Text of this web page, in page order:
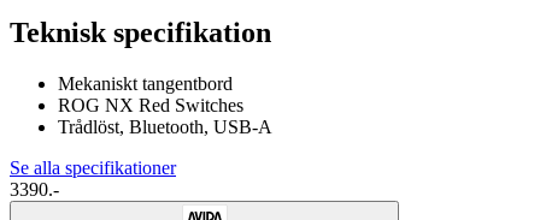
Teknisk specifikation
Mekaniskt tangentbord
ROG NX Red Switches
Trådlöst, Bluetooth, USB-A
Se alla specifikationer
3390.-